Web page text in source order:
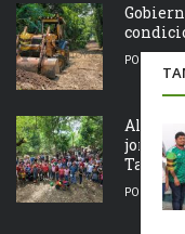
POR
Alcalde
jornada
POR LA